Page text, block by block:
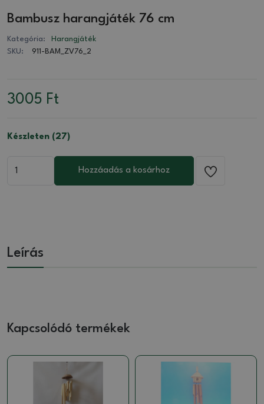
Bambusz harangjáték 76 cm
Kategória:
Harangjáték
SKU:
911-BAM_ZV76_2
3005 Ft
Készleten (27)
Hozzáadás a kosárhoz
Leírás
Kapcsolódó termékek